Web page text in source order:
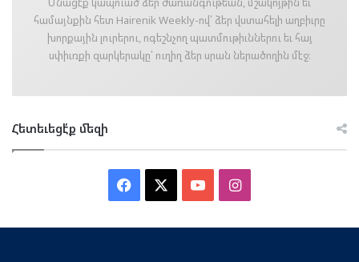
համայնքին հետ Hairenik Weekly-ով՝ ձեր վստահելի աղբիւրը
խորքային լուրերու, ոգեշնչող պատմութիւններու եւ հայ
սփիւռքի զարկերակը՝ ուղիղ ձեր սրան ներածողին մէջ։
Հետեւեցէ՛ք մեզի
Facebook YouTubeInstagram